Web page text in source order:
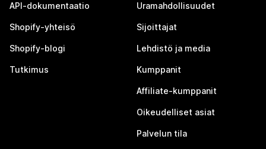
API-dokumentaatio
Shopify-yhteisö
Shopify-blogi
Tutkimus
Uramahdollisuudet
Sijoittajat
Lehdistö ja media
Kumppanit
Affiliate-kumppanit
Oikeudelliset asiat
Palvelun tila